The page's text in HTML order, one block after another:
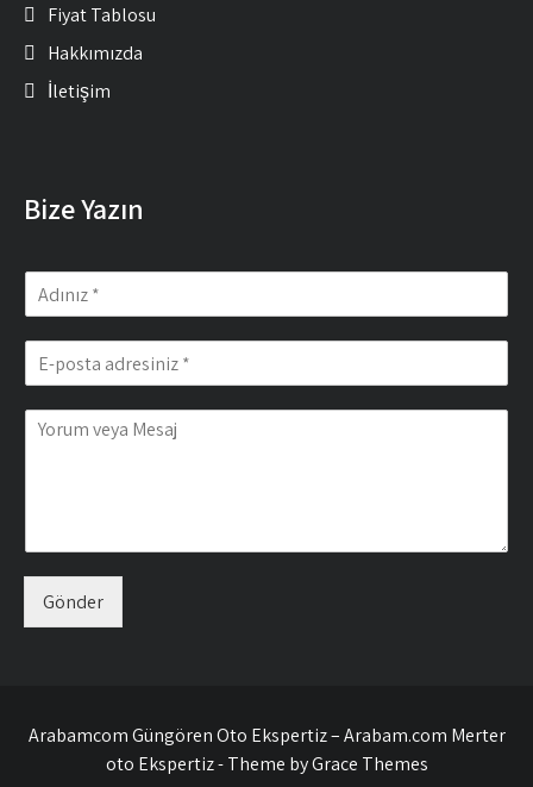
Fiyat Tablosu
Hakkımızda
İletişim
Bize Yazın
Gönder
Arabamcom Güngören Oto Ekspertiz – Arabam.com Merter
oto Ekspertiz - Theme by Grace Themes